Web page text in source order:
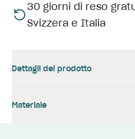
30 giorni di reso
Svizzera e Italia
Dettagli del prodotto
Materiale